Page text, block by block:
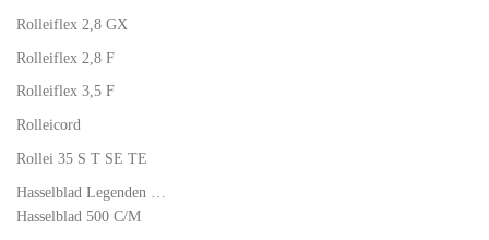
Rolleiflex 2,8 GX
Rolleiflex 2,8 F
Rolleiflex 3,5 F
Rolleicord
Rollei 35 S T SE TE
Hasselblad Legenden …
Hasselblad 500 C/M